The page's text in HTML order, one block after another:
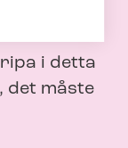
av
i detta
det måste